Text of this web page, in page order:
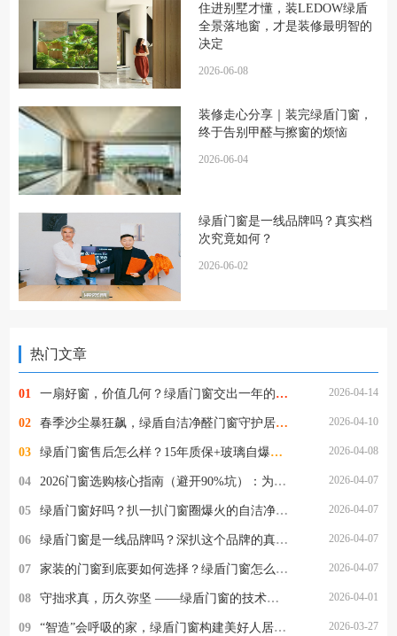
住进别墅才懂，装LEDOW绿盾
全景落地窗，才是装修最明智的
决定
2026-06-08
装修走心分享｜装完绿盾门窗，
终于告别甲醛与擦窗的烦恼
2026-06-04
绿盾门窗是一线品牌吗？真实档
次究竟如何？
2026-06-02
热门文章
01 一扇好窗，价值几何？绿盾门窗交出一年的使用答卷 2026-04-14
02 春季沙尘暴狂飙，绿盾自洁净醛门窗守护居家清净 2026-04-10
03 绿盾门窗售后怎么样？15年质保+玻璃自爆全赔，这保障够硬核！ 2026-04-08
04 2026门窗选购核心指南（避开90%坑）：为什么懂行的人都选绿盾门窗？ 2026-04-07
05 绿盾门窗好吗？扒一扒门窗圈爆火的自洁净醛，到底值不值得选 2026-04-07
06 绿盾门窗是一线品牌吗？深扒这个品牌的真实段位 2026-04-07
07 家装的门窗到底要如何选择？绿盾门窗怎么样？ 2026-04-07
08 守拙求真，历久弥坚 ——绿盾门窗的技术突围与品质坚守 2026-04-01
09 “智造”会呼吸的家，绿盾门窗构建美好人居体验 2026-03-27